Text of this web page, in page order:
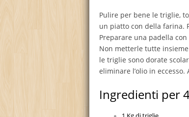
Pulire per bene le triglie,
un piatto con della farina.
Preparare una padella
Non metterle tutte
le triglie sono dorate
eliminare l’olio in
Ingredienti per